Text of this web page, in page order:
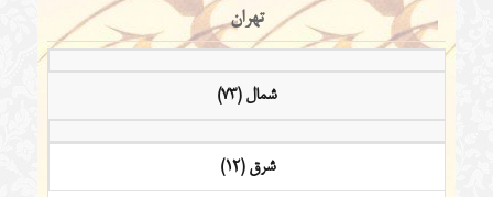
تهران
شمال (73)
شرق (12)